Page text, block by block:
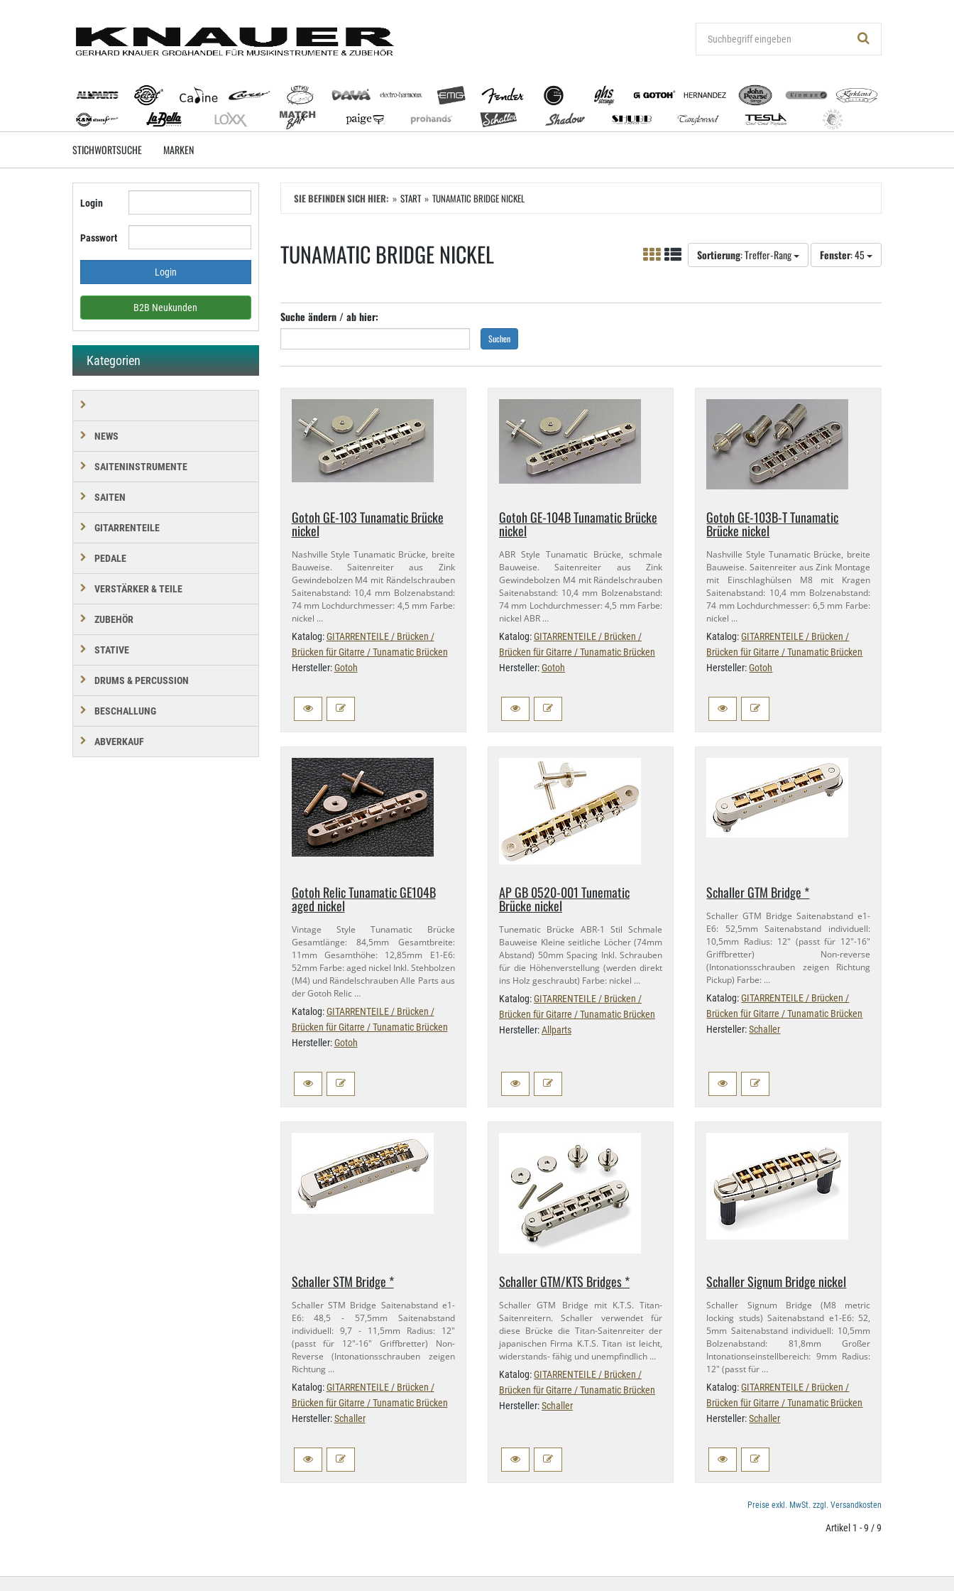
STICHWORTSUCHE MARKEN
SIE BEFINDEN SICH HIER: START TUNAMATIC BRIDGE NICKEL
TUNAMATIC BRIDGE NICKEL Sortierung: Treffer-Rang Fenster: 45
Suche ändern / ab hier:
Suchen
Gotoh GE-​103 Tunamatic Brücke
nickel
Nashville Style Tunamatic Brücke, breite
Bauweise. Saitenreiter aus Zink
Gewindebolzen M4 mit Rändelschrauben
Saitenabstand: 10,​4 mm Bolzenabstand:
74 mm Lochdurchmesser: 4,​5 mm Farbe:
nickel …
Katalog:GITARRENTEILE / Brücken /
Brücken für Gitarre / Tunamatic Brücken
Hersteller:Gotoh
Gotoh GE-​104B Tunamatic Brücke
nickel
ABR Style Tunamatic Brücke, schmale
Bauweise. Saitenreiter aus Zink
Gewindebolzen M4 mit Rändelschrauben
Saitenabstand: 10,​4 mm Bolzenabstand:
74 mm Lochdurchmesser: 4,​5 mm Farbe:
nickel ABR …
Katalog:GITARRENTEILE / Brücken /
Brücken für Gitarre / Tunamatic Brücken
Hersteller:Gotoh
Gotoh GE-​103B-​T Tunamatic
Brücke nickel
Nashville Style Tunamatic Brücke, breite
Bauweise. Saitenreiter aus Zink Montage
mit Einschlaghülsen M8 mit Kragen
Saitenabstand: 10,​4 mm Bolzenabstand:
74 mm Lochdurchmesser: 6,​5 mm Farbe:
nickel …
Katalog:GITARRENTEILE / Brücken /
Brücken für Gitarre / Tunamatic Brücken
Hersteller:Gotoh
Gotoh Relic Tunamatic GE104B
aged nickel
Vintage Style Tunamatic Brücke
Gesamtlänge: 84,​5mm Gesamtbreite:
11mm Gesamthöhe: 12,​85mm E1-​E6:
52mm Farbe: aged nickel Inkl. Stehbolzen
(M4) und Rändelschrauben Alle Parts aus
der Gotoh Relic …
Katalog:GITARRENTEILE / Brücken /
Brücken für Gitarre / Tunamatic Brücken
Hersteller:Gotoh
AP GB 0520-​001 Tunematic
Brücke nickel
Tunematic Brücke ABR-​1 Stil Schmale
Bauweise Kleine seitliche Löcher (74mm
Abstand) 50mm Spacing Inkl. Schrauben
für die Höhenverstellung (werden direkt
ins Holz geschraubt) Farbe: nickel …
Katalog:GITARRENTEILE / Brücken /
Brücken für Gitarre / Tunamatic Brücken
Hersteller:Allparts
Schaller GTM Bridge *
Schaller GTM Bridge Saitenabstand e1-​
E6: 52,​5mm Saitenabstand individuell:
10,​5mm Radius: 12" (passt für 12"-​16"
Griffbretter) Non-​reverse
(Intonationsschrauben zeigen Richtung
Pickup) Farbe: …
Katalog:GITARRENTEILE / Brücken /
Brücken für Gitarre / Tunamatic Brücken
Hersteller:Schaller
Schaller STM Bridge *
Schaller STM Bridge Saitenabstand e1-​
E6: 48,​5 - 57,​5mm Saitenabstand
individuell: 9,​7 - 11,​5mm Radius: 12"
(passt für 12"-​16" Griffbretter) Non-​
Reverse (Intonationsschrauben zeigen
Richtung …
Katalog:GITARRENTEILE / Brücken /
Brücken für Gitarre / Tunamatic Brücken
Hersteller:Schaller
Schaller GTM/​KTS Bridges *
Schaller GTM Bridge mit K.​T.S. Titan-​
Saitenreitern. Schaller verwendet für
diese Brücke die Titan-​Saitenreiter der
japanischen Firma K.​T.S. Titan ist leicht,
widerstands- fähig und unempfindlich …
Katalog:GITARRENTEILE / Brücken /
Brücken für Gitarre / Tunamatic Brücken
Hersteller:Schaller
Schaller Signum Bridge nickel
Schaller Signum Bridge (M8 metric
locking studs) Saitenabstand e1-​E6: 52,​
5mm Saitenabstand individuell: 10,​5mm
Bolzenabstand: 81,​8mm Großer
Intonationseinstellbereich: 9mm Radius:
12" (passt für …
Katalog:GITARRENTEILE / Brücken /
Brücken für Gitarre / Tunamatic Brücken
Hersteller:Schaller
Preise exkl. MwSt. zzgl. Versandkosten
Artikel 1 - 9 / 9
Login
Passwort
B2B Neukunden
Kategorien
NEWS
SAITENINSTRUMENTE
SAITEN
GITARRENTEILE
PEDALE
VERSTÄRKER & TEILE
ZUBEHÖR
STATIVE
DRUMS & PERCUSSION
BESCHALLUNG
ABVERKAUF